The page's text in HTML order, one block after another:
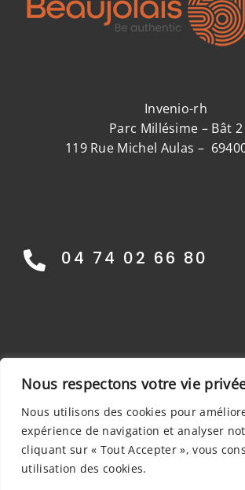
Nous respectons votre vie
Nous utilisons des cookies pour
expérience de navigation et analyser
cliquant sur « Tout Accepter », vous
utilisation des cookies.
Invenio-rh
Parc Millésime – Bât 2
119 Rue Michel Aulas –
04 74 02 66 80
© 2016 - 2026 •invenio rh• Tous Droits
Réservés | Mentions légales